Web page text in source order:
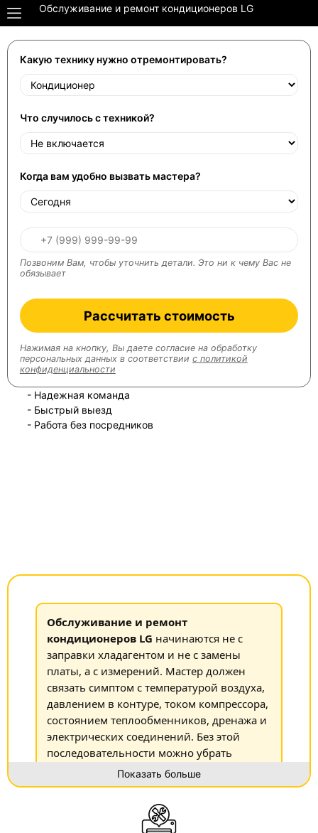
Обслуживание и ремонт кондиционеров LG
Какую технику нужно отремонтировать?
Что случилось с техникой?
Когда вам удобно вызвать мастера?
Позвоним Вам, чтобы уточнить детали. Это ни к чему Вас не
обязывает
Рассчитать стоимость
Нажимая на кнопку, Вы даете согласие на обработку
персональных данных в соответствии с политикой
конфиденциальности
- Надежная команда
- Быстрый выезд
- Работа без посредников
Обслуживание и ремонт
кондиционеров LG начинаются не с
заправки хладагентом и не с замены
платы, а с измерений. Мастер должен
связать симптом с температурой воздуха,
давлением в контуре, током компрессора,
состоянием теплообменников, дренажа и
электрических соединений. Без этой
последовательности можно убрать
проявление неисправности, но оставить
её причину.
Показать больше